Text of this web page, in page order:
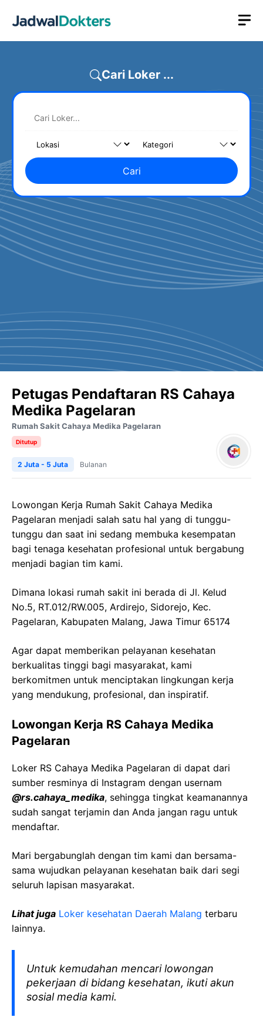
Cari Loker ...
Cari
Petugas Pendaftaran RS Cahaya
Medika Pagelaran
Rumah Sakit Cahaya Medika Pagelaran
Ditutup
2 Juta - 5 Juta Bulanan
Lowongan Kerja Rumah Sakit Cahaya Medika
Pagelaran menjadi salah satu hal yang di tunggu-
tunggu dan saat ini sedang membuka kesempatan
bagi tenaga kesehatan profesional untuk bergabung
menjadi bagian tim kami.
Dimana lokasi rumah sakit ini berada di Jl. Kelud
No.5, RT.012/RW.005, Ardirejo, Sidorejo, Kec.
Pagelaran, Kabupaten Malang, Jawa Timur 65174
Agar dapat memberikan pelayanan kesehatan
berkualitas tinggi bagi masyarakat, kami
berkomitmen untuk menciptakan lingkungan kerja
yang mendukung, profesional, dan inspiratif.
Lowongan Kerja RS Cahaya Medika
Pagelaran
Loker RS Cahaya Medika Pagelaran di dapat dari
sumber resminya di Instagram dengan usernam
@rs.cahaya_medika, sehingga tingkat keamanannya
sudah sangat terjamin dan Anda jangan ragu untuk
mendaftar.
Mari bergabunglah dengan tim kami dan bersama-
sama wujudkan pelayanan kesehatan baik dari segi
seluruh lapisan masyarakat.
Lihat juga Loker kesehatan Daerah Malang terbaru
lainnya.
Untuk kemudahan mencari lowongan
pekerjaan di bidang kesehatan, ikuti akun
sosial media kami.